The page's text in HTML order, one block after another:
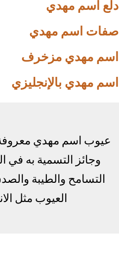
دلع اسم مهدي
صفات اسم مهدي
اسم مهدي مزخرف
اسم مهدي بالإنجليزي
عيوب اسم مهدي معروفة
وجائز التسمية به في
التسامح والطيبة
العيوب مثل